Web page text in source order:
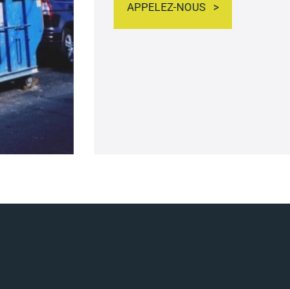
APPELEZ-NOUS